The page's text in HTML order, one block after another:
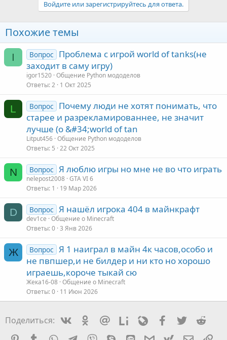
Войдите или зарегистрируйтесь для ответа.
Похожие темы
I Вопрос
Проблема с игрой world of tanks(не
заходит в саму игру)
igor1520 Общение Python мододелов
Ответы 2 1 Окт 2025
L Вопрос
Почему люди не хотят понимать, что
старее и разрекламированнее, не значит
лучше (о &#34;world of tan
Litput456 Общение Python мододелов
Ответы 5 22 Окт 2025
N Вопрос Я люблю игры но мне не во что играть
nelepost2008 GTA VI 6
Ответы 1 19 Мар 2026
D Вопрос Я нашёл игрока 404 в майнкрафт
dev1ce Общение о Minecraft
Ответы 0 3 Янв 2026
Ж Вопрос Я 1 наиграл в майн 4к часов,особо и
не пвпшер,и не билдер и ни кто но хорошо
играешь,короче тыкай сю
Жека16-08 Общение о Minecraft
Ответы 0 11 Июн 2026
Поделиться: VkontakteOdnoklassniki
Mail.ruLiveinternetLivejournalFacebook
Twitter